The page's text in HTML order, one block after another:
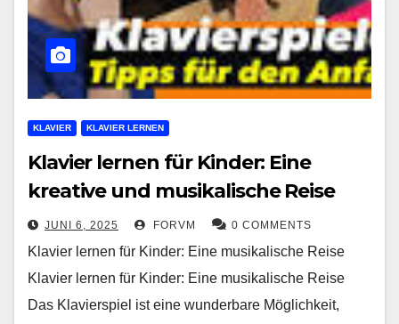
KLAVIER KLAVIER LERNEN
Klavier lernen für Kinder: Eine
kreative und musikalische Reise
JUNI 6, 2025 FORVM 0 COMMENTS
Klavier lernen für Kinder: Eine musikalische Reise
Klavier lernen für Kinder: Eine musikalische Reise
Das Klavierspiel ist eine wunderbare Möglichkeit,